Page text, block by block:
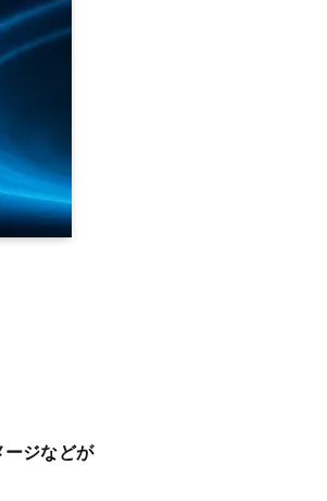
ージなどが